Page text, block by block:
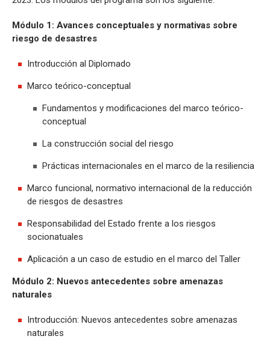
Módulo 1: Avances conceptuales y normativas sobre
riesgo de desastres
Introducción al Diplomado
Marco teórico-conceptual
Fundamentos y modificaciones del marco teórico-
conceptual
La construcción social del riesgo
Prácticas internacionales en el marco de la resiliencia
Marco funcional, normativo internacional de la reducción
de riesgos de desastres
Responsabilidad del Estado frente a los riesgos
socionatuales
Aplicación a un caso de estudio en el marco del Taller
Módulo 2: Nuevos antecedentes sobre amenazas
naturales
Introducción: Nuevos antecedentes sobre amenazas
naturales